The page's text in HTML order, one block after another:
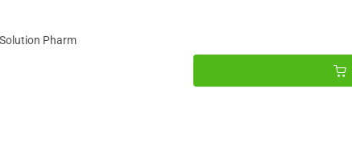
Pharm